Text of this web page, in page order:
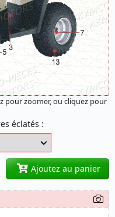
pour zoomer, ou cliquez pour
éclatés :
Ajoutez au panier